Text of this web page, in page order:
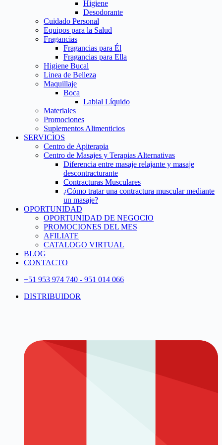
Higiene
Desodorante
Cuidado Personal
Equipos para la Salud
Fragancias
Fragancias para Él
Fragancias para Ella
Higiene Bucal
Linea de Belleza
Maquillaje
Boca
Labial Líquido
Materiales
Promociones
Suplementos Alimenticios
SERVICIOS
Centro de Apiterapia
Centro de Masajes y Terapias Alternativas
Diferencia entre masaje relajante y masaje
descontracturante
Contracturas Musculares
¿Cómo tratar una contractura muscular mediante
un masaje?
OPORTUNIDAD
OPORTUNIDAD DE NEGOCIO
PROMOCIONES DEL MES
AFILIATE
CATALOGO VIRTUAL
BLOG
CONTACTO
+51 953 974 740 - 951 014 066
DISTRIBUIDOR